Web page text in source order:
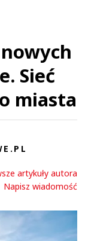
Sieć
miasta
artykuły autora
Napisz wiadomość